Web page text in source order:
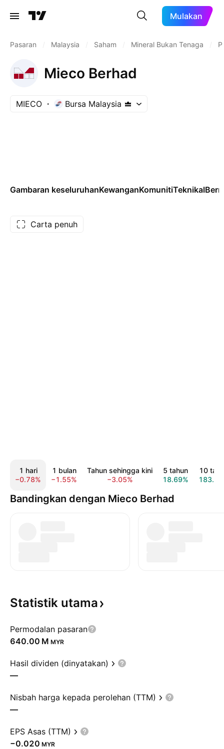
Mulakan
Pasaran Malaysia Saham Mineral Bukan Tenaga
Mieco Berhad
MIECO Bursa Malaysia
Gambaran keseluruhanKewanganKomunitiTeknikal
Carta penuh
1 hari
−0.78%
1 bulan
−1.55%
Tahun sehingga kini
−3.05%
5 tahun
18.69%
10
Bandingkan dengan Mieco Berhad
Statistik utama
Permodalan pasaran
‪640.00 M‬ MYR
Hasil dividen (dinyatakan)
—
Nisbah harga kepada perolehan (TTM)
—
EPS Asas (TTM)
−0.020 MYR